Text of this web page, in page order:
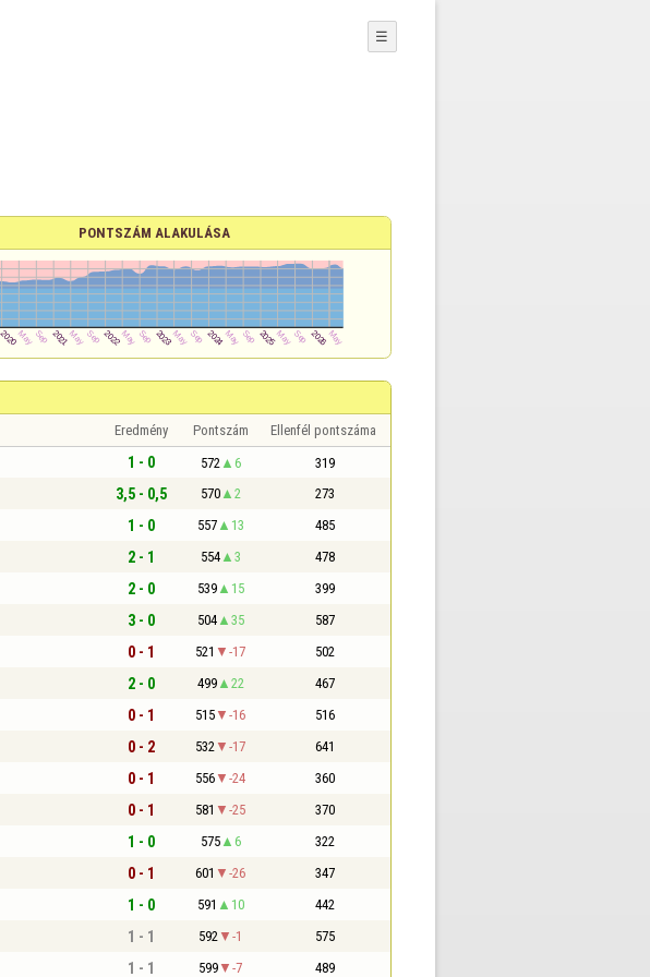
☰
PONTSZÁM ALAKULÁSA
Eredmény Pontszám Ellenfél pontszáma
1 - 0 572 6 319
3,5 - 0,5 570 2 273
1 - 0 557 13 485
2 - 1 554 3 478
2 - 0 539 15 399
3 - 0 504 35 587
0 - 1 521 -17 502
2 - 0 499 22 467
0 - 1 515 -16 516
0 - 2 532 -17 641
0 - 1 556 -24 360
0 - 1 581 -25 370
1 - 0 575 6 322
0 - 1 601 -26 347
1 - 0 591 10 442
1 - 1 592 -1 575
1 - 1 599 -7 489